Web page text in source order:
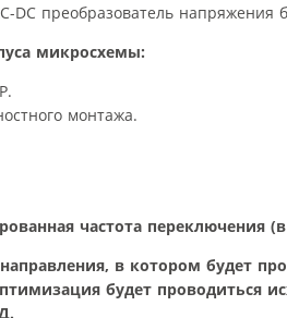
DC преобразователь
микросхемы:
монтажа.
частота переключения
в котором будет
будет проводиться